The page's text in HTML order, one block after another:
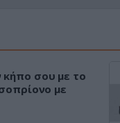
σου με το
με